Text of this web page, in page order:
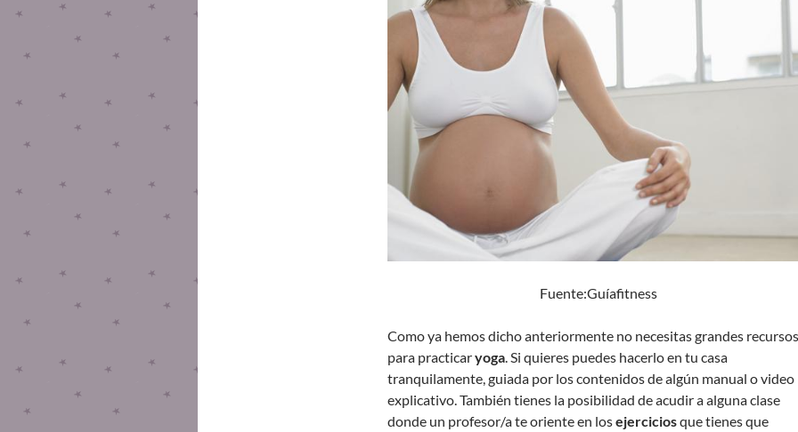
Fuente:Guíafitness
Como ya hemos dicho anteriormente no necesitas grandes recursos
para practicaryoga . Si quieres puedes hacerlo en tu casa
tranquilamente, guiada por los contenidos de algún manual o video
explicativo. También tienes la posibilidad de acudir a alguna clase
donde un profesor/a te oriente en losejerciciosque tienes que